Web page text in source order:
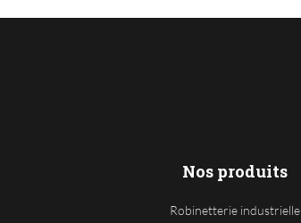
Nos produits
Robinetterie industrielle